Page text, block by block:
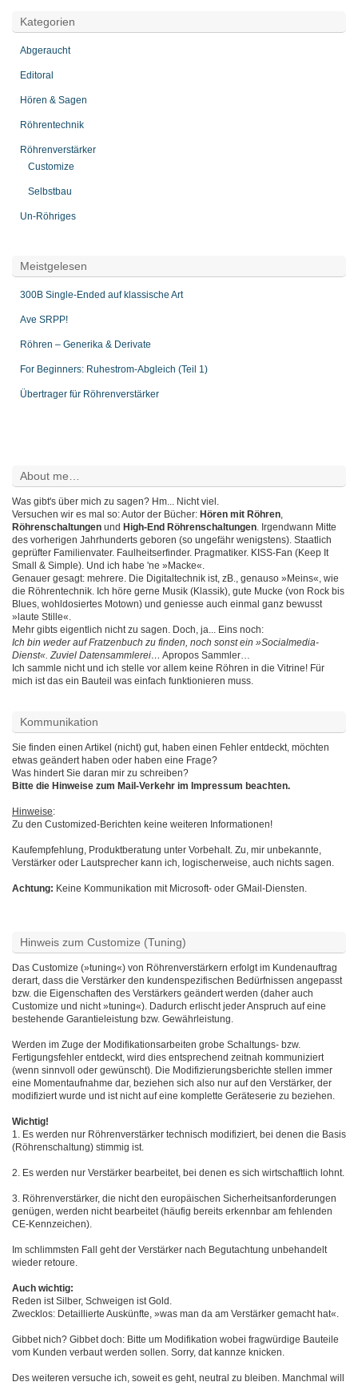
Kategorien
Abgeraucht
Editoral
Hören & Sagen
Röhrentechnik
Röhrenverstärker
Customize
Selbstbau
Un-Röhriges
Meistgelesen
300B Single-Ended auf klassische Art
Ave SRPP!
Röhren – Generika & Derivate
For Beginners: Ruhestrom-Abgleich (Teil 1)
Übertrager für Röhrenverstärker
About me…
Was gibt's über mich zu sagen? Hm... Nicht viel.
Versuchen wir es mal so: Autor der Bücher: Hören mit Röhren
Röhrenschaltungen und High-End Röhrenschaltungen . Irgendwann Mitte
des vorherigen Jahrhunderts geboren (so ungefähr wenigstens). Staatlich
geprüfter Familienvater. Faulheitserfinder. Pragmatiker. KISS-Fan (Keep It
Small & Simple). Und ich habe 'ne »Macke«.
Genauer gesagt: mehrere. Die Digitaltechnik ist, zB., genauso »Meins«, wie
die Röhrentechnik. Ich höre gerne Musik (Klassik), gute Mucke (von Rock bis
Blues, wohldosiertes Motown) und geniesse auch einmal ganz bewusst
»laute Stille«.
Mehr gibts eigentlich nicht zu sagen. Doch, ja... Eins noch:
Ich bin weder auf Fratzenbuch zu finden, noch sonst ein »Socialmedia-
Dienst«. Zuviel Datensammlerei… Apropos Sammler…
Ich sammle nicht und ich stelle vor allem keine Röhren in die Vitrine! Für
mich ist das ein Bauteil was einfach funktionieren muss.
Kommunikation
Sie finden einen Artikel (nicht) gut, haben einen Fehler entdeckt, möchten
etwas geändert haben oder haben eine Frage?
Was hindert Sie daran mir zu schreiben?
Bitte die Hinweise zum Mail-Verkehr im Impressum beachten.
Hinweise:
Zu den Customized-Berichten keine weiteren Informationen!
Kaufempfehlung, Produktberatung unter Vorbehalt. Zu, mir unbekannte,
Verstärker oder Lautsprecher kann ich, logischerweise, auch nichts sagen.
Achtung: Keine Kommunikation mit Microsoft- oder GMail-Diensten.
Hinweis zum Customize (Tuning)
Das Customize (»tuning«) von Röhrenverstärkern erfolgt im Kundenauftrag
derart, dass die Verstärker den kundenspezifischen Bedürfnissen angepasst
bzw. die Eigenschaften des Verstärkers geändert werden (daher auch
Customize und nicht »tuning«). Dadurch erlischt jeder Anspruch auf eine
bestehende Garantieleistung bzw. Gewährleistung.
Werden im Zuge der Modifikationsarbeiten grobe Schaltungs- bzw.
Fertigungsfehler entdeckt, wird dies entsprechend zeitnah kommuniziert
(wenn sinnvoll oder gewünscht). Die Modifizierungsberichte stellen immer
eine Momentaufnahme dar, beziehen sich also nur auf den Verstärker, der
modifiziert wurde und ist nicht auf eine komplette Geräteserie zu beziehen.
Wichtig!
1. Es werden nur Röhrenverstärker technisch modifiziert, bei denen die Basis
(Röhrenschaltung) stimmig ist.
2. Es werden nur Verstärker bearbeitet, bei denen es sich wirtschaftlich lohnt.
3. Röhrenverstärker, die nicht den europäischen Sicherheitsanforderungen
genügen, werden nicht bearbeitet (häufig bereits erkennbar am fehlenden
CE-Kennzeichen).
Im schlimmsten Fall geht der Verstärker nach Begutachtung unbehandelt
wieder retoure.
Auch wichtig:
Reden ist Silber, Schweigen ist Gold.
Zwecklos: Detaillierte Auskünfte, »was man da am Verstärker gemacht hat«.
Gibbet nich? Gibbet doch: Bitte um Modifikation wobei fragwürdige Bauteile
vom Kunden verbaut werden sollen. Sorry, dat kannze knicken.
Des weiteren versuche ich, soweit es geht, neutral zu bleiben. Manchmal will